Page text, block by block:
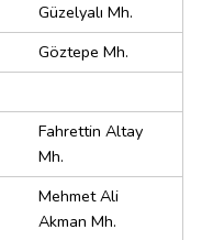
Güzelyalı Mh.
Göztepe Mh.
Fahrettin Altay
Mh.
Mehmet Ali
Akman Mh.